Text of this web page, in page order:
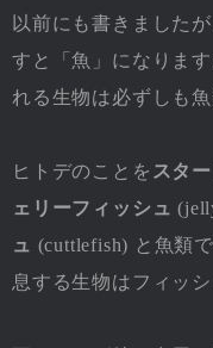
以前にも書きました
すと「魚」になりま
れる生物は必ずしも
ヒトデのことを スタ
ェリーフィッシュ
ュ (cuttlefish) と魚類
息する生物はフィッ